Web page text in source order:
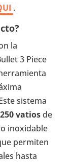
.
la
3 Piece
sistema
250 vatiosde
inoxidable
permiten
hasta